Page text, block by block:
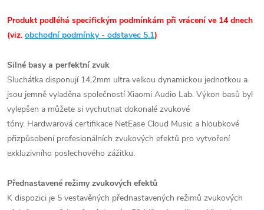
Produkt podléhá specifickým podmínkám při vrácení ve 14 dnech
(viz. obchodní podmínky - odstavec 5.1)
Silné basy a perfektní zvuk
Sluchátka disponují 14,2mm ultra velkou dynamickou jednotkou a
jsou jemně vyladěna společností Xiaomi Audio Lab. Výkon basů byl
vylepšen a můžete si vychutnat dokonalé zvukové
tóny. Hardwarová certifikace NetEase Cloud Music a hloubkové
přizpůsobení profesionálních zvukových efektů pro vytvoření
exkluzivního poslechového zážitku.
Přednastavené režimy zvukových efektů
K dispozici je 5 vestavěných přednastavených režimů zvukových